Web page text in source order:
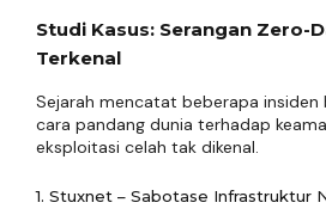
Studi Kasus: Serangan Zero-
Terkenal
Sejarah mencatat beberapa insiden
cara pandang dunia terhadap
eksploitasi celah tak dikenal.
1. Stuxnet – Sabotase Infrastruktur